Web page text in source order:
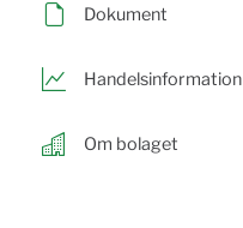
Dokument
Handelsinformation
Om bolaget